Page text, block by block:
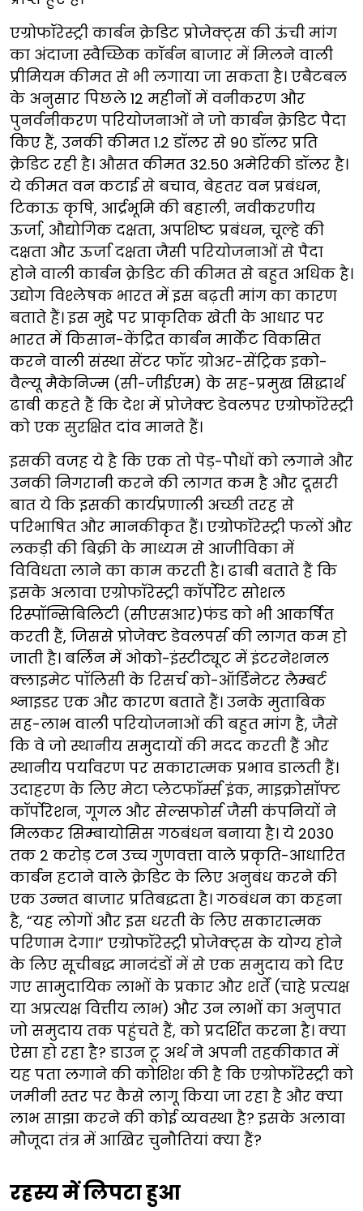
एग्रोफॉरेस्ट्री कार्बन क्रेडिट प्रोजेक्ट्स की ऊंची मांग
का अंदाजा स्वैच्छिक कॉर्बन बाजार में मिलने वाली
प्रीमियम कीमत से भी लगाया जा सकता है। एबैटबल
के अनुसार पिछले 12 महीनों में वनीकरण और
पुनर्वनीकरण परियोजनाओं ने जो कार्बन क्रेडिट पैदा
किए हैं, उनकी कीमत 1.2 डॉलर से 90 डॉलर प्रति
क्रेडिट रही है। औसत कीमत 32.50 अमेरिकी डॉलर है।
ये कीमत वन कटाई से बचाव, बेहतर वन प्रबंधन,
टिकाऊ कृषि, आर्द्रभूमि की बहाली, नवीकरणीय
ऊर्जा, औद्योगिक दक्षता, अपशिष्ट प्रबंधन, चूल्हे की
दक्षता और ऊर्जा दक्षता जैसी परियोजनाओं से पैदा
होने वाली कार्बन क्रेडिट की कीमत से बहुत अधिक है।
उद्योग विश्लेषक भारत में इस बढ़ती मांग का कारण
बताते हैं। इस मुद्दे पर प्राकृतिक खेती के आधार पर
भारत में किसान-केंद्रित कार्बन मार्केट विकसित
करने वाली संस्था सेंटर फॉर ग्रोअर-सेंट्रिक इको-
वैल्यू मैकेनिज्म (सी-जीईएम) के सह-प्रमुख सिद्धार्थ
ढाबी कहते हैं कि देश में प्रोजेक्ट डेवलपर एग्रोफॉरेस्ट्री
को एक सुरक्षित दांव मानते हैं।
इसकी वजह ये है कि एक तो पेड़-पौधों को लगाने और
उनकी निगरानी करने की लागत कम है और दूसरी
बात ये कि इसकी कार्यप्रणाली अच्छी तरह से
परिभाषित और मानकीकृत हैं। एग्रोफॉरेस्ट्री फलों और
लकड़ी की बिक्री के माध्यम से आजीविका में
विविधता लाने का काम करती है। ढाबी बताते हैं कि
इसके अलावा एग्रोफॉरेस्ट्री कॉर्पोरेट सोशल
रिस्पॉन्सिबिलिटी (सीएसआर)फंड को भी आकर्षित
करती हैं, जिससे प्रोजेक्ट डेवलपर्स की लागत कम हो
जाती है। बर्लिन में ओको-इंस्टीट्यूट में इंटरनेशनल
क्लाइमेट पॉलिसी के रिसर्च को-ऑर्डिनेटर लैम्बर्ट
श्नाइडर एक और कारण बताते हैं। उनके मुताबिक
सह-लाभ वाली परियोजनाओं की बहुत मांग है, जैसे
कि वे जो स्थानीय समुदायों की मदद करती हैं और
स्थानीय पर्यावरण पर सकारात्मक प्रभाव डालती हैं।
उदाहरण के लिए मेटा प्लेटफॉर्म्स इंक, माइक्रोसॉफ्ट
कॉर्पोरेशन, गूगल और सेल्सफोर्स जैसी कंपनियों ने
मिलकर सिम्बायोसिस गठबंधन बनाया है। ये 2030
तक 2 करोड़ टन उच्च गुणवत्ता वाले प्रकृति-आधारित
कार्बन हटाने वाले क्रेडिट के लिए अनुबंध करने की
एक उन्नत बाजार प्रतिबद्धता है। गठबंधन का कहना
है, “यह लोगों और इस धरती के लिए सकारात्मक
परिणाम देगा।” एग्रोफॉरेस्ट्री प्रोजेक्ट्स के योग्य होने
के लिए सूचीबद्ध मानदंडों में से एक समुदाय को दिए
गए सामुदायिक लाभों के प्रकार और शर्तें (चाहे प्रत्यक्ष
या अप्रत्यक्ष वित्तीय लाभ) और उन लाभों का अनुपात
जो समुदाय तक पहुंचते हैं, को प्रदर्शित करना है। क्या
ऐसा हो रहा है? डाउन टू अर्थ ने अपनी तहकीकात में
यह पता लगाने की कोशिश की है कि एग्रोफॉरेस्ट्री को
जमीनी स्तर पर कैसे लागू किया जा रहा है और क्या
लाभ साझा करने की कोई व्यवस्था है? इसके अलावा
मौजूदा तंत्र में आखिर चुनौतियां क्या हैं?
रहस्य में लिपटा हुआ